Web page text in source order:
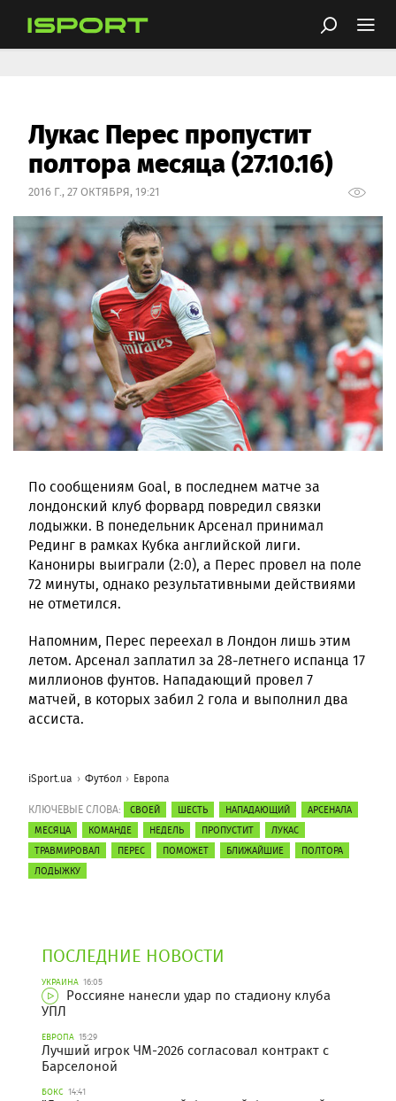
Лукас Перес пропустит
полтора месяца (27.10.16)
2016 Г., 27 ОКТЯБРЯ, 19:21
По сообщениям Goal, в последнем матче за
лондонский клуб форвард повредил связки
лодыжки. В понедельник Арсенал принимал
Рединг в рамках Кубка английской лиги.
Канониры выиграли (2:0), а Перес провел на поле
72 минуты, однако результативными действиями
не отметился.
Напомним, Перес переехал в Лондон лишь этим
летом. Арсенал заплатил за 28-летнего испанца 17
миллионов фунтов. Нападающий провел 7
матчей, в которых забил 2 гола и выполнил два
ассиста.
iSport.ua Футбол Европа
КЛЮЧЕВЫЕ СЛОВА: СВОЕЙ ШЕСТЬ НАПАДАЮЩИЙ
АРСЕНАЛА
МЕСЯЦА
КОМАНДЕ НЕДЕЛЬ ПРОПУСТИТ
ЛУКАС
ТРАВМИРОВАЛ
ПЕРЕС ПОМОЖЕТ БЛИЖАЙШИЕ
ПОЛТОРА
ЛОДЫЖКУ
ПОСЛЕДНИЕ НОВОСТИ
УКРАИНА 16:05
Россияне нанесли удар по стадиону клуба
УПЛ
ЕВРОПА 15:29
Лучший игрок ЧМ-2026 согласовал контракт с
Барселоной
БОКС 14:41